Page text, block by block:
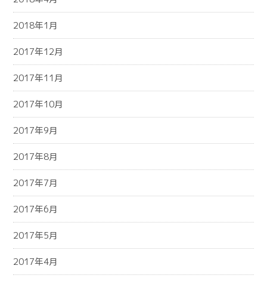
2018年1月
2017年12月
2017年11月
2017年10月
2017年9月
2017年8月
2017年7月
2017年6月
2017年5月
2017年4月